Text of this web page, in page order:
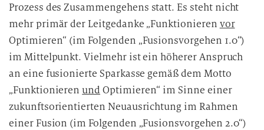
Prozess des Zusammengehens statt. Es steht nicht
mehr primär der Leitgedanke „Funktionieren vor
Optimieren“ (im Folgenden „Fusionsvorgehen 1.0“)
im Mittelpunkt. Vielmehr ist ein höherer Anspruch
an eine fusionierte Sparkasse gemäß dem Motto
„Funktionierenund Optimieren“ im Sinne einer
zukunftsorientierten Neuausrichtung im Rahmen
einer Fusion (im Folgenden „Fusionsvorgehen 2.0“)